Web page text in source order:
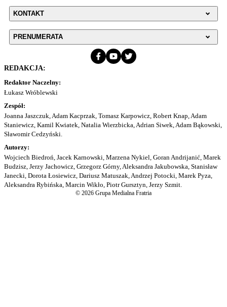
KONTAKT
PRENUMERATA
REDAKCJA:
Redaktor Naczelny:
Łukasz Wróblewski
Zespół:
Joanna Jaszczuk, Adam Kacprzak, Tomasz Karpowicz, Robert Knap, Adam
Staniewicz, Kamil Kwiatek, Natalia Wierzbicka, Adrian Siwek, Adam Bąkowski,
Sławomir Cedzyński.
Autorzy:
Wojciech Biedroń, Jacek Karnowski, Marzena Nykiel, Goran Andrijanić, Marek
Budzisz, Jerzy Jachowicz, Grzegorz Górny, Aleksandra Jakubowska, Stanisław
Janecki, Dorota Łosiewicz, Dariusz Matuszak, Andrzej Potocki, Marek Pyza,
Aleksandra Rybińska, Marcin Wikło, Piotr Gursztyn, Jerzy Szmit.
© 2026 Grupa Medialna Fratria